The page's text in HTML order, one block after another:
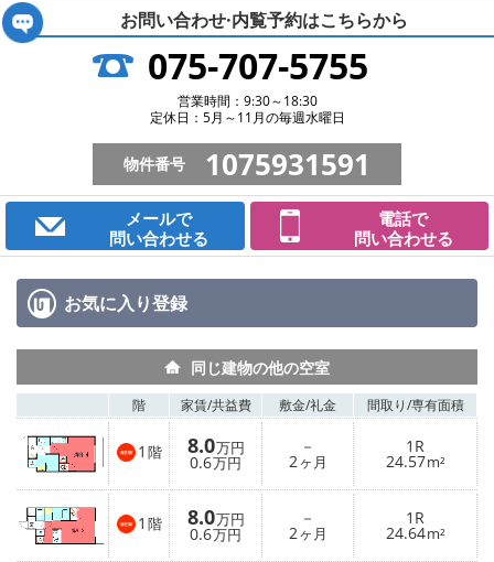
お問い合わせ·内覧予約はこちらから
075-707-5755
営業時間：9:30～18:30
定休日：5月～11月の毎週水曜日
物件番号 1075931591
メールで
問い合わせる
電話で
問い合わせる
お気に入り登録
同じ建物の他の空室
階 家賃/共益費 敷金/礼金 間取り/専有面積
1 階 8.0万円
0.6万円
－
2ヶ月
1R
24.57m²
1 階 8.0万円
0.6万円
－
2ヶ月
1R
24.64m²